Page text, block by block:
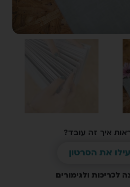
איך זה עובד?
את הסרטון
לכריכות ולגימורים